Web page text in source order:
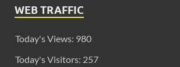
WEB TRAFFIC
Today's Views: 980
Today's Visitors: 257